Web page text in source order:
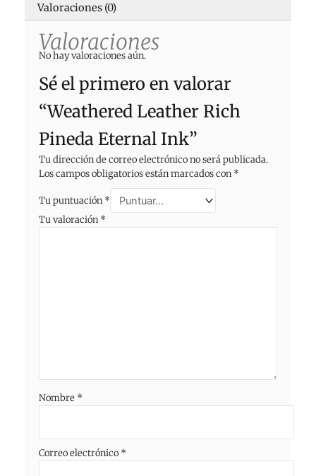
Valoraciones (0)
Valoraciones
No hay valoraciones aún.
Sé el primero en valorar
“Weathered Leather Rich
Pineda Eternal Ink”
Tu dirección de correo electrónico no será publicada.
Los campos obligatorios están marcados con *
Tu puntuación *
Tu valoración *
Nombre *
Correo electrónico *